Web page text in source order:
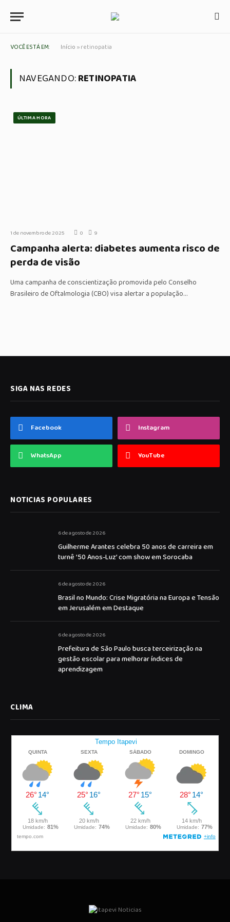
VOCÊ ESTÁ EM: Início »retinopatia
NAVEGANDO:RETINOPATIA
ÚLTIMA HORA
1 de novembro de 2025 0 9
Campanha alerta: diabetes aumenta risco de
perda de visão
Uma campanha de conscientização promovida pelo Conselho
Brasileiro de Oftalmologia (CBO) visa alertar a população…
SIGA NAS REDES
Facebook Instagram
WhatsApp YouTube
NOTICIAS POPULARES
6 de agosto de 2026
Guilherme Arantes celebra 50 anos de carreira em
turnê ’50 Anos-Luz’ com show em Sorocaba
6 de agosto de 2026
Brasil no Mundo: Crise Migratória na Europa e Tensão
em Jerusalém em Destaque
6 de agosto de 2026
Prefeitura de São Paulo busca terceirização na
gestão escolar para melhorar índices de
aprendizagem
CLIMA